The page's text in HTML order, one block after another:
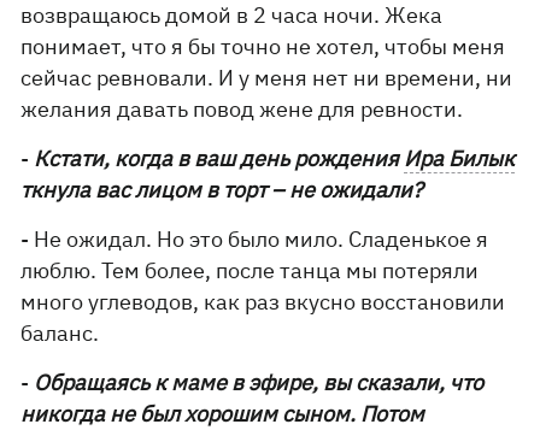
возвращаюсь домой в 2 часа ночи. Жека
понимает, что я бы точно не хотел, чтобы меня
сейчас ревновали. И у меня нет ни времени, ни
желания давать повод жене для ревности.
- Кстати, когда в ваш день рожденияИра Билык
ткнула вас лицом в торт – не ожидали?
- Не ожидал. Но это было мило. Сладенькое я
люблю. Тем более, после танца мы потеряли
много углеводов, как раз вкусно восстановили
баланс.
- Обращаясь к маме в эфире, вы сказали, что
никогда не был хорошим сыном. Потом